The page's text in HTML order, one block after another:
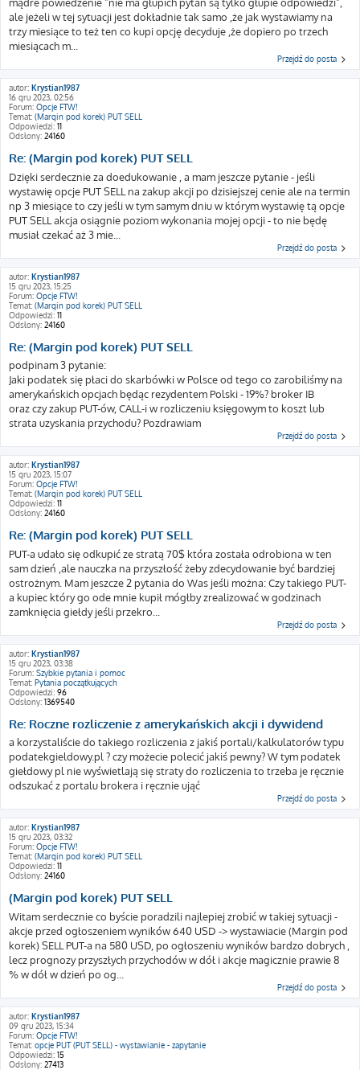
ale jeżeli w tej sytuacji jest dokładnie tak samo ,że jak wystawiamy na
trzy miesiące to też ten co kupi opcję decyduje ,że dopiero po trzech
miesiącach m...
Przejdź do posta
autor: Krystian1987
16 gru 2023, 02:56
Forum: Opcje FTW!
Temat: (Margin pod korek) PUT SELL
Odpowiedzi: 11
Odsłony: 24160
Re: (Margin pod korek) PUT SELL
Dzięki serdecznie za doedukowanie , a mam jeszcze pytanie - jeśli
wystawię opcje PUT SELL na zakup akcji po dzisiejszej cenie ale na termin
np 3 miesiące to czy jeśli w tym samym dniu w którym wystawię tą opcje
PUT SELL akcja osiągnie poziom wykonania mojej opcji - to nie będę
musiał czekać aż 3 mie...
Przejdź do posta
autor: Krystian1987
15 gru 2023, 15:25
Forum: Opcje FTW!
Temat: (Margin pod korek) PUT SELL
Odpowiedzi: 11
Odsłony: 24160
Re: (Margin pod korek) PUT SELL
podpinam 3 pytanie:
Jaki podatek się płaci do skarbówki w Polsce od tego co zarobiliśmy na
amerykańskich opcjach będąc rezydentem Polski - 19%? broker IB
oraz czy zakup PUT-ów, CALL-i w rozliczeniu księgowym to koszt lub
strata uzyskania przychodu? Pozdrawiam
Przejdź do posta
autor: Krystian1987
15 gru 2023, 15:07
Forum: Opcje FTW!
Temat: (Margin pod korek) PUT SELL
Odpowiedzi: 11
Odsłony: 24160
Re: (Margin pod korek) PUT SELL
PUT-a udało się odkupić ze stratą 70$ która została odrobiona w ten
sam dzień ,ale nauczka na przyszłość żeby zdecydowanie być bardziej
ostrożnym. Mam jeszcze 2 pytania do Was jeśli można: Czy takiego PUT-
a kupiec który go ode mnie kupił mógłby zrealizować w godzinach
zamknięcia giełdy jeśli przekro...
Przejdź do posta
autor: Krystian1987
15 gru 2023, 03:38
Forum: Szybkie pytania i pomoc
Temat: Pytania początkujących
Odpowiedzi: 96
Odsłony: 1369540
Re: Roczne rozliczenie z amerykańskich akcji i dywidend
a korzystaliście do takiego rozliczenia z jakiś portali/kalkulatorów typu
podatekgieldowy.pl ? czy możecie polecić jakiś pewny? W tym podatek
giełdowy pl nie wyświetlają się straty do rozliczenia to trzeba je ręcznie
odszukać z portalu brokera i ręcznie ująć
Przejdź do posta
autor: Krystian1987
15 gru 2023, 03:32
Forum: Opcje FTW!
Temat: (Margin pod korek) PUT SELL
Odpowiedzi: 11
Odsłony: 24160
(Margin pod korek) PUT SELL
Witam serdecznie co byście poradzili najlepiej zrobić w takiej sytuacji -
akcje przed ogłoszeniem wyników 640 USD -> wystawiacie (Margin pod
korek) SELL PUT-a na 580 USD, po ogłoszeniu wyników bardzo dobrych ,
lecz prognozy przyszłych przychodów w dół i akcje magicznie prawie 8
% w dół w dzień po og...
Przejdź do posta
autor: Krystian1987
09 gru 2023, 15:34
Forum: Opcje FTW!
Temat: opcje PUT (PUT SELL) - wystawianie - zapytanie
Odpowiedzi: 15
Odsłony: 27413